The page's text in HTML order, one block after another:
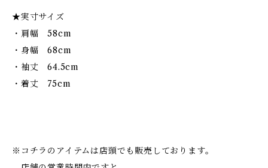
★実寸サイズ
・肩幅 58cm
・身幅 68cm
・袖丈 64.5cm
・着丈 75cm
※コチラのアイテムは店頭でも販売しております。